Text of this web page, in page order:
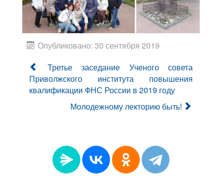
Опубликовано: 30 сентября 2019
Третье заседание Ученого совета
Приволжского института повышения
квалификации ФНС России в 2019 году
Молодежному лекторию быть!